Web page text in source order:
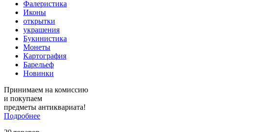
Фалеристика
Иконы
открытки
украшения
Букинистика
Монеты
Картография
Барельеф
Новинки
Принимаем на комиссию
и покупаем
предметы антиквариата!
Подробнее